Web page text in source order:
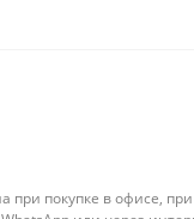
при покупке в офисе,